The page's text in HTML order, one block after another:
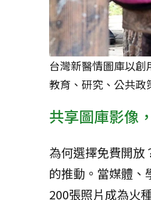
台灣新醫情圖庫以
教育、研究、公共
共享圖庫影像
為何選擇免費開放
的推動。當媒體、
200張照片成為火